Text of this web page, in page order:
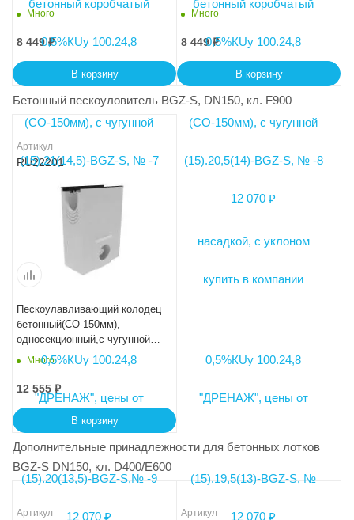
насадкой, с уклоном
(15).20(13,5)-BGZ-S,№ -9
Много
8 449₽
В корзину
насадкой, с уклоном
(15).19,5(13)-BGZ-S, № -10
Много
8 449₽
В корзину
Бетонный пескоуловитель BGZ-S, DN150, кл. F900
Артикул
RU22201
Пескоулавливающий колодец
бетонный(СО-150мм),
односекционный,с чугунной
насадкой ПКП
50.26,1(15).69(62,5)-BGZ-S
Много
12 555 ₽
В корзину
Дополнительные принадлежности для бетонных лотков
BGZ-S DN150, кл. D400/E600
Артикул Артикул